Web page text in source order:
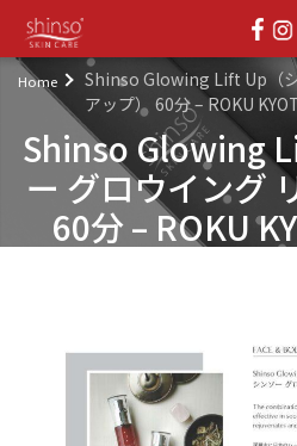
Home
Shinso Glowing Lift Up（
アップ） 60分 – ROKU
Shinso Glowing
ー グロウイング
60分 – ROKU